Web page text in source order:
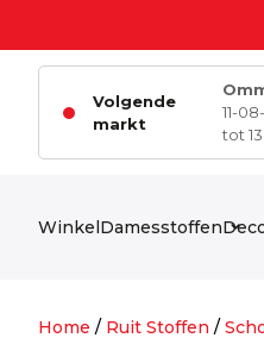
Volgende
markt
11-
tot
WinkelDamesstoffen
Home / Ruit Stoffen /